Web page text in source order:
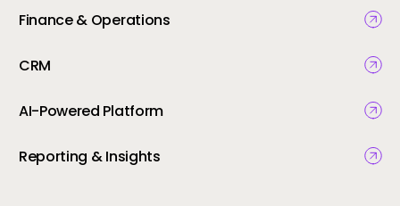
Finance & Operations
CRM
AI-Powered Platform
Reporting & Insights